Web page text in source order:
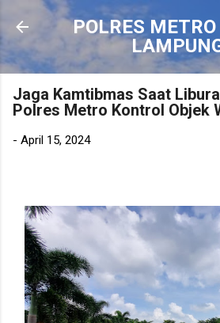
Langsung ke konten
POLRES
Jaga Kamtibmas Saat
Polres Metro Kontrol Objek
- April 15, 2024